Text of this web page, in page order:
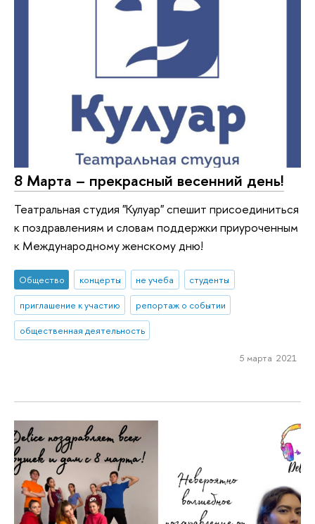
8 Марта – прекрасный весенний день!
Театральная студия "Кулуар" спешит присоединиться
к поздравлениям и словам поддержки приуроченным
к Международному женскому дню!
Общество концерты не учеба
студенты
приглашение к участию
репортаж о событии
общественная деятельность
5 марта 2021